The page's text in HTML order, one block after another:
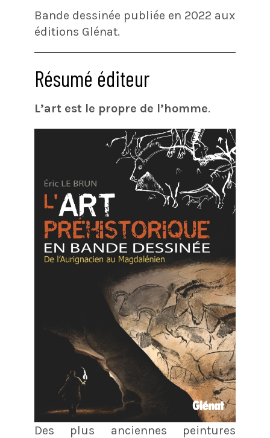
Bande dessinée publiée en 2022 aux
éditions Glénat.
Résumé éditeur
L’art est le propre de l’homme.
Des plus anciennes peintures